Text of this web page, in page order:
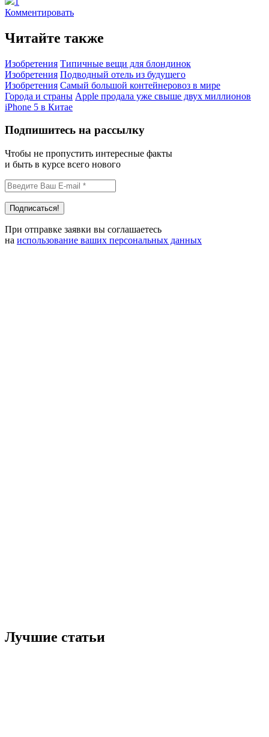
Комментировать
Читайте также
Изобретения Типичные вещи для блондинок
Изобретения Подводный отель из будущего
Изобретения Самый большой контейнеровоз в мире
Города и страны Apple продала уже свыше двух миллионов
iPhone 5 в Китае
Подпишитесь на рассылку
Чтобы не пропустить интересные факты
и быть в курсе всего нового
При отправке заявки вы соглашаетесь
на использование ваших персональных данных
Лучшие статьи